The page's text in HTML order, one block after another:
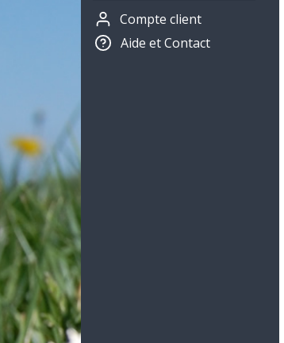
Compte client
Aide et Contact